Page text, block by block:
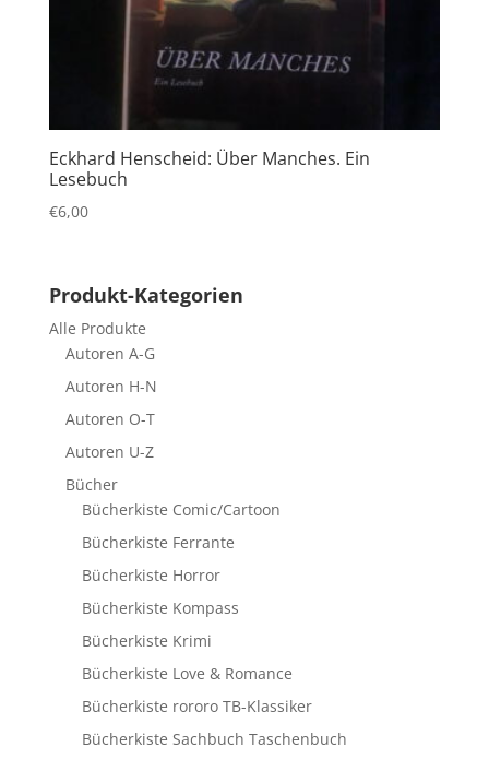
Eckhard Henscheid: Über Manches. Ein
Lesebuch
€6,00
Produkt-Kategorien
Alle Produkte
Autoren A-G
Autoren H-N
Autoren O-T
Autoren U-Z
Bücher
Bücherkiste Comic/Cartoon
Bücherkiste Ferrante
Bücherkiste Horror
Bücherkiste Kompass
Bücherkiste Krimi
Bücherkiste Love & Romance
Bücherkiste rororo TB-Klassiker
Bücherkiste Sachbuch Taschenbuch